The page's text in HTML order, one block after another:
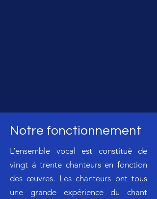
Notre fonctionnement
L’ensemble vocal est constitué de
vingt à trente chanteurs en fonction
des œuvres. Les chanteurs ont tous
une grande expérience du chant